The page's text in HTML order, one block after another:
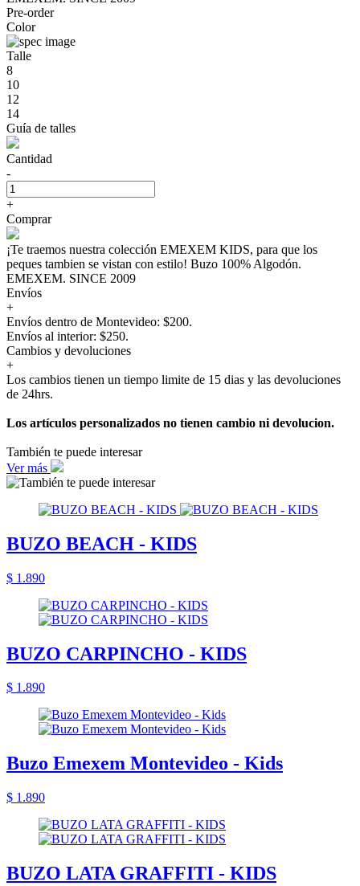
Pre-order
Color
Talle
8
10
12
14
Guía de talles
Cantidad
-
+
Comprar
¡Te traemos nuestra colección EMEXEM KIDS, para que los
peques tambien se vistan con estilo! Buzo 100% Algodón.
EMEXEM. SINCE 2009
Envíos
+
Envíos dentro de Montevideo: $200.
Envíos al interior: $250.
Cambios y devoluciones
+
Los cambios tienen un tiempo limite de 15 dias y las devoluciones
de 24hrs.
Los artículos personalizados no tienen cambio ni devolucion.
También te puede interesar
Ver más
BUZO BEACH - KIDS
$ 1.890
BUZO CARPINCHO - KIDS
$ 1.890
Buzo Emexem Montevideo - Kids
$ 1.890
BUZO LATA GRAFFITI - KIDS